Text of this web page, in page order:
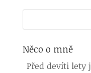
Něco o mně
Před devíti lety